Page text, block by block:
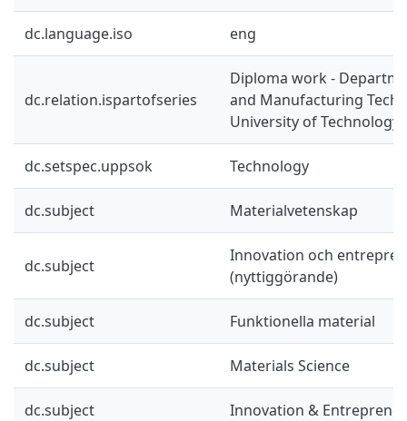
dc.language.iso eng
dc.relation.ispartofseries
Diploma work -
and Manufacturing
University of Technology
dc.setspec.uppsok Technology
dc.subject Materialvetenskap
dc.subject
Innovation och
(nyttiggörande)
dc.subject Funktionella material
dc.subject Materials Science
dc.subject Innovation &